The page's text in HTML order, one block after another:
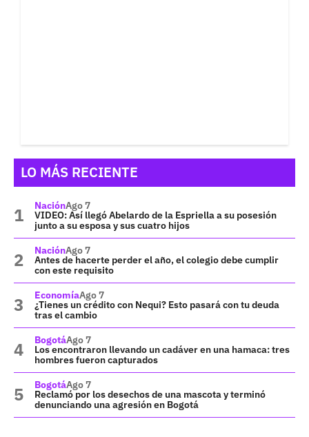
LO MÁS RECIENTE
NaciónAgo 7
VIDEO: Así llegó Abelardo de la Espriella a su posesión
junto a su esposa y sus cuatro hijos
NaciónAgo 7
Antes de hacerte perder el año, el colegio debe cumplir
con este requisito
EconomíaAgo 7
¿Tienes un crédito con Nequi? Esto pasará con tu deuda
tras el cambio
BogotáAgo 7
Los encontraron llevando un cadáver en una hamaca: tres
hombres fueron capturados
BogotáAgo 7
Reclamó por los desechos de una mascota y terminó
denunciando una agresión en Bogotá